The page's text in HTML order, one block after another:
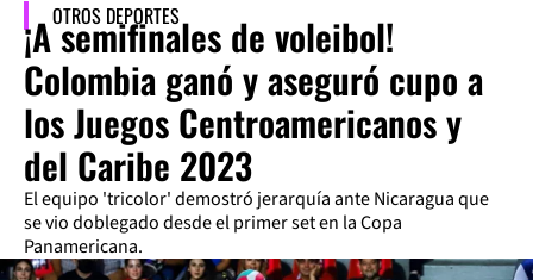
OTROS DEPORTES
¡A semifinales de voleibol!
Colombia ganó y aseguró cupo a
los Juegos Centroamericanos y
del Caribe 2023
El equipo 'tricolor' demostró jerarquía ante Nicaragua que
se vio doblegado desde el primer set en la Copa
Panamericana.